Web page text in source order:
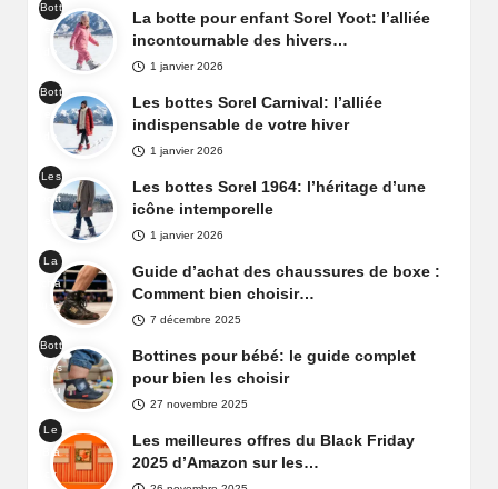
ure
prin
tem
ps
fem
me
Bott
es
de
ge
Sor
Yoo
t
La botte pour enfant Sorel Yoot: l’alliée
incontournable des hivers…
1 janvier 2026
Bott
es
de
ge
Sor
Car
niva
Les bottes Sorel Carnival: l’alliée
indispensable de votre hiver
1 janvier 2026
Les
bott
el
196
Les bottes Sorel 1964: l’héritage d’une
icône intemporelle
1 janvier 2026
La
cha
uss
de
box
Guide d’achat des chaussures de boxe :
Comment bien choisir…
7 décembre 2025
Bott
ines
pou
béb
é
Bottines pour bébé: le guide complet
pour bien les choisir
27 novembre 2025
Le
Bla
ck
Les meilleures offres du Black Friday
2025 d’Amazon sur les…